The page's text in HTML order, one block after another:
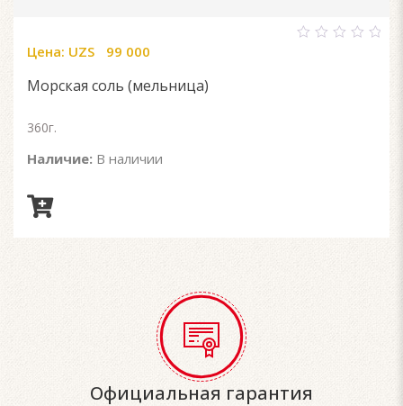
Цена: UZS 99 000
Морская соль (мельница)
360г.
Наличие: В наличии
Официальная гарантия